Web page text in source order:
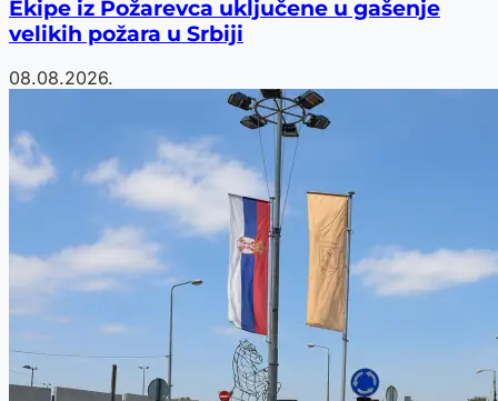
Ekipe iz Požarevca uključene u gašenje
velikih požara u Srbiji
08.08.2026.